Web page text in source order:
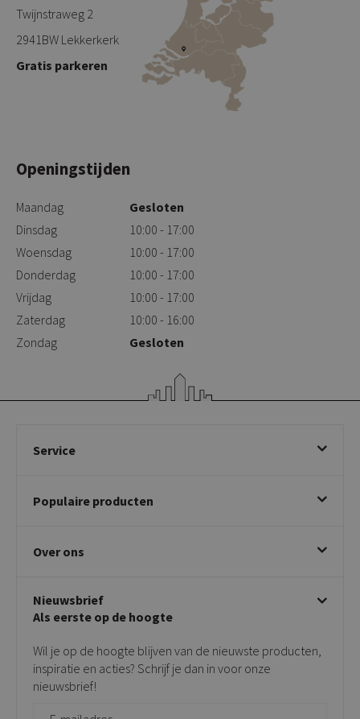
Twijnstraweg 2
2941BW Lekkerkerk
Gratis parkeren
Openingstijden
Maandag
Gesloten
Dinsdag
10:00 - 17:00
Woensdag
10:00 - 17:00
Donderdag
10:00 - 17:00
Vrijdag
10:00 - 17:00
Zaterdag
10:00 - 16:00
Zondag
Gesloten
Service
Betalen & annuleren
Klachtafhandeling
Privacy policy
Populaire producten
Draaibare eetkamerstoelen
Taupe stoelen
Tuinstoelen
Bijzettafels
Over ons
Showroom
Contact
Onderhoudsproducten
Vloerbescherming
Giftcards
Nieuwsbrief
Als eerste op de hoogte
Wil je op de hoogte blijven van de nieuwste producten,
inspiratie en acties? Schrijf je dan in voor onze
nieuwsbrief!